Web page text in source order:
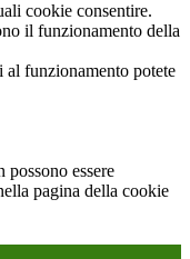
cookie consentire.
il funzionamento della
al funzionamento potete
essere
pagina della cookie